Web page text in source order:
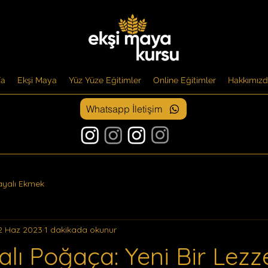
Ekşi Maya Yüz Yüze Eğitimler Online Eğitimler
Whatsapp İletişim
Ekmek
Poğaça: Yeni Bir
Haz 2023 1 dakikada okunur